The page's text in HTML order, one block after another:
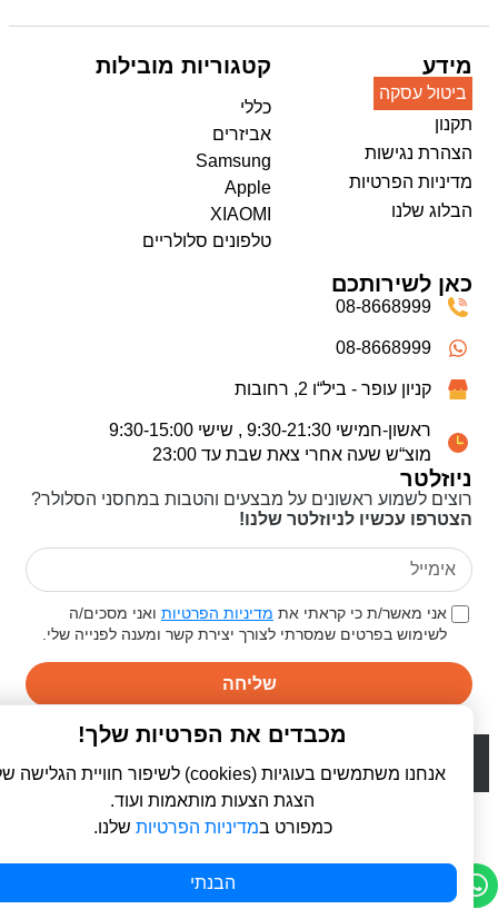
ניוזלטר
רוצים לשמוע ראשונים על מבצעים והטבות במחסני הסלולר?
הצטרפו עכשיו לניוזלטר שלנו!
אני מאשר/ת כי קראתי אתמדיניות הפרטיותואני מסכים/ה
לשימוש בפרטים שמסרתי לצורך יצירת קשר ומענה לפנייה שלי.
שליחה
מידע
ביטול עסקה
תקנון
הצהרת נגישות
מדיניות הפרטיות
הבלוג שלנו
קטגוריות מובילות
כללי
אביזרים
Samsung
Apple
XIAOMI
טלפונים סלולריים
כאן לשירותכם
08-8668999
08-8668999
קניון עופר - ביל“ו 2, רחובות
ראשון-חמישי 9:30-21:30 , שישי 9:30-15:00
מוצ“ש שעה אחרי צאת שבת עד 23:00
WebDigital | וובדיגיטל - עיצוב ובניית אתרים
מכבדים את הפרטיות שלך!
אנחנו משתמשים בעוגיות (cookies) לשיפור חוויית הגלישה שלך,
הצגת הצעות מותאמות ועוד.
כמפורט במדיניות הפרטיותשלנו.
הבנתי